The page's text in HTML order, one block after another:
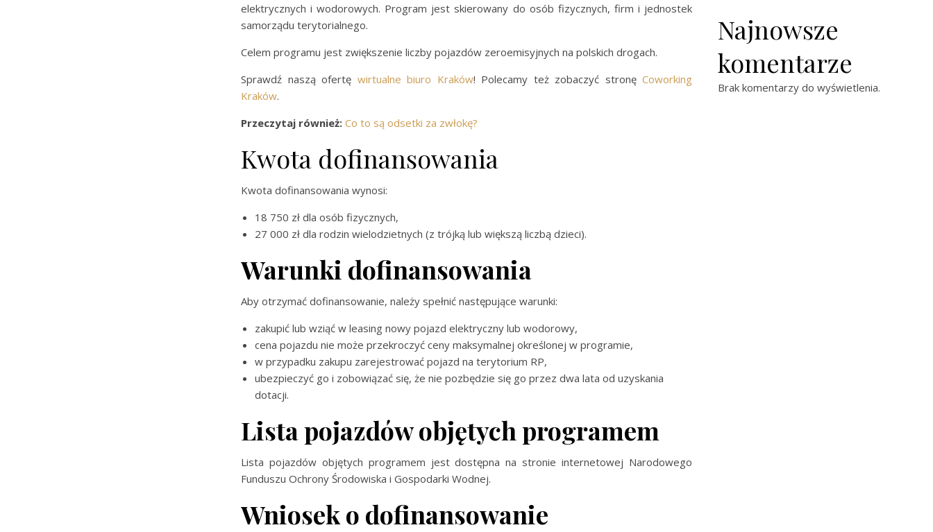
elektrycznych i wodorowych. Program jest skierowany do osób fizycznych, firm i jednostek
samorządu terytorialnego.
Celem programu jest zwiększenie liczby pojazdów zeroemisyjnych na polskich drogach.
Sprawdź naszą ofertę wirtualne biuro Kraków! Polecamy też zobaczyć stronę Coworking
Kraków.
Przeczytaj również: Co to są odsetki za zwłokę?
Kwota dofinansowania
Kwota dofinansowania wynosi:
18 750 zł dla osób fizycznych,
27 000 zł dla rodzin wielodzietnych (z trójką lub większą liczbą dzieci).
Warunki dofinansowania
Aby otrzymać dofinansowanie, należy spełnić następujące warunki:
zakupić lub wziąć w leasing nowy pojazd elektryczny lub wodorowy,
cena pojazdu nie może przekroczyć ceny maksymalnej określonej w programie,
w przypadku zakupu zarejestrować pojazd na terytorium RP,
ubezpieczyć go i zobowiązać się, że nie pozbędzie się go przez dwa lata od uzyskania
dotacji.
Lista pojazdów objętych programem
Lista pojazdów objętych programem jest dostępna na stronie internetowej Narodowego
Funduszu Ochrony Środowiska i Gospodarki Wodnej.
Wniosek o dofinansowanie
Najnowsze
komentarze
Brak komentarzy do wyświetlenia.